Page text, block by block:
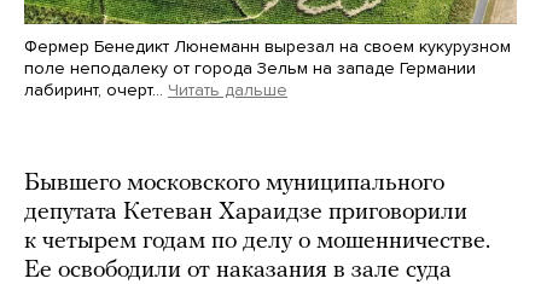
Фермер Бенедикт Люнеманн вырезал на своем кукурузном
поле неподалеку от города Зельм на западе Германии
лабиринт, очерт… Читать дальше
Бывшего московского муниципального
депутата Кетеван Хараидзе приговорили
к четырем годам по делу о мошенничестве.
Ее освободили от наказания в зале суда